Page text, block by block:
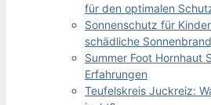
für den optimalen
Sonnenschutz für
schädliche
Summer Foot Hornhaut
Erfahrungen
Teufelskreis Juckreiz: